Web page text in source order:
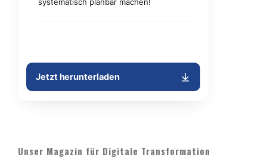
Unser Magazin für Digitale Transformation